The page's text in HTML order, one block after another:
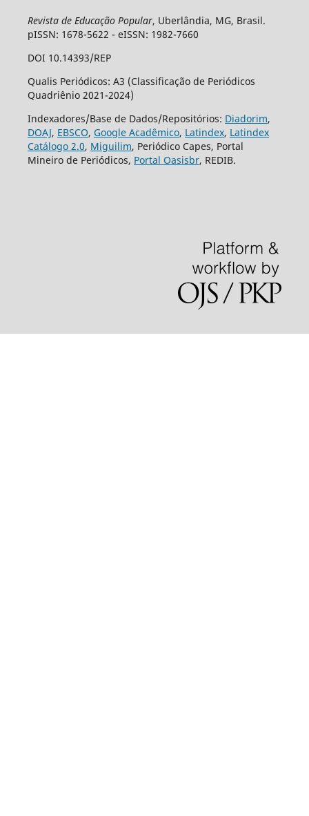
Revista de Educação Popular, Uberlândia, MG, Brasil.
pISSN: 1678-5622 - eISSN: 1982-7660
DOI 10.14393/REP
Qualis Periódicos: A3 (Classificação de Periódicos
Quadriênio 2021-2024)
Indexadores/Base de Dados/Repositórios: Diadorim,
DOAJ, EBSCO, Google Acadêmico, Latindex, Latindex
Catálogo 2.0, Miguilim, Periódico Capes, Portal
Mineiro de Periódicos, Portal Oasisbr, REDIB.